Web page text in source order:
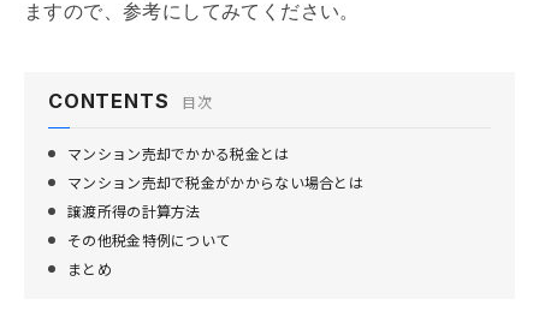
ますので、参考にしてみてください。
CONTENTS 目次
マンション売却でかかる税金とは
マンション売却で税金がかからない場合とは
譲渡所得の計算方法
その他税金特例について
まとめ